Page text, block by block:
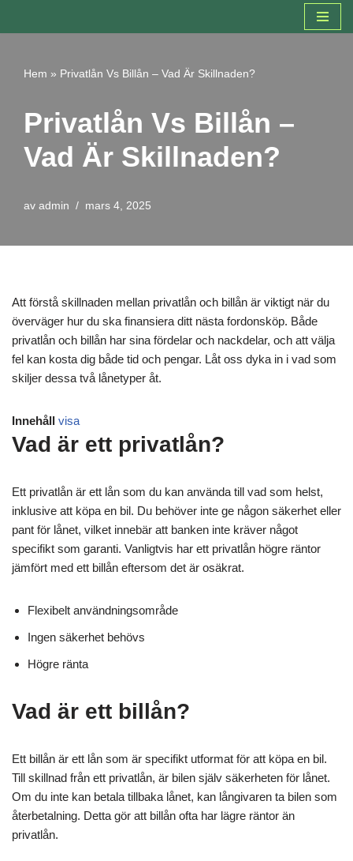
innehåll
Hem » Privatlån Vs Billån – Vad Är Skillnaden?
Privatlån Vs Billån –
Vad Är Skillnaden?
av admin mars 4, 2025
Att förstå skillnaden mellan privatlån och billån är viktigt när du
överväger hur du ska finansiera ditt nästa fordonsköp. Både
privatlån och billån har sina fördelar och nackdelar, och att välja
fel kan kosta dig både tid och pengar. Låt oss dyka in i vad som
skiljer dessa två lånetyper åt.
Innehåll visa
Vad är ett privatlån?
Ett privatlån är ett lån som du kan använda till vad som helst,
inklusive att köpa en bil. Du behöver inte ge någon säkerhet eller
pant för lånet, vilket innebär att banken inte kräver något
specifikt som garanti. Vanligtvis har ett privatlån högre räntor
jämfört med ett billån eftersom det är osäkrat.
Flexibelt användningsområde
Ingen säkerhet behövs
Högre ränta
Vad är ett billån?
Ett billån är ett lån som är specifikt utformat för att köpa en bil.
Till skillnad från ett privatlån, är bilen själv säkerheten för lånet.
Om du inte kan betala tillbaka lånet, kan långivaren ta bilen som
återbetalning. Detta gör att billån ofta har lägre räntor än
privatlån.